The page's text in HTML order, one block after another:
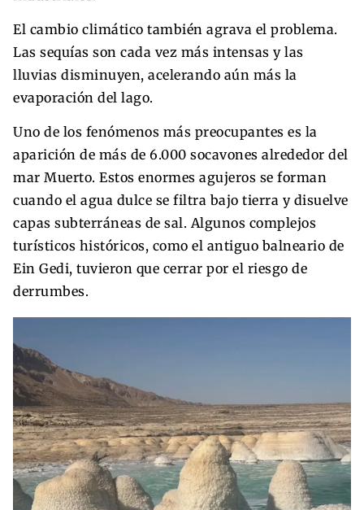
El cambio climático también agrava el problema.
Las sequías son cada vez más intensas y las
lluvias disminuyen, acelerando aún más la
evaporación del lago.
Uno de los fenómenos más preocupantes es la
aparición de más de 6.000 socavones alrededor del
mar Muerto. Estos enormes agujeros se forman
cuando el agua dulce se filtra bajo tierra y disuelve
capas subterráneas de sal. Algunos complejos
turísticos históricos, como el antiguo balneario de
Ein Gedi, tuvieron que cerrar por el riesgo de
derrumbes.